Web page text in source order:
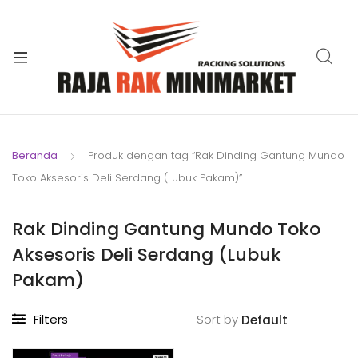
Beranda
Produk dengan tag “Rak Dinding Gantung Mundo
Toko Aksesoris Deli Serdang (Lubuk Pakam)”
Rak Dinding Gantung Mundo Toko
Aksesoris Deli Serdang (Lubuk
Pakam)
Filters Sort by